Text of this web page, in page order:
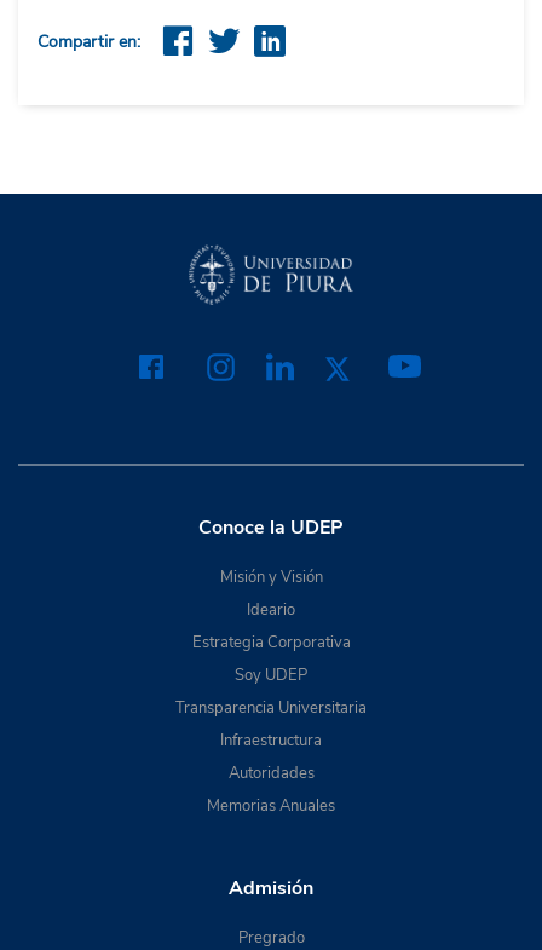
Compartir en:
Conoce la UDEP
Misión y Visión
Ideario
Estrategia Corporativa
Soy UDEP
Transparencia Universitaria
Infraestructura
Autoridades
Memorias Anuales
Admisión
Pregrado